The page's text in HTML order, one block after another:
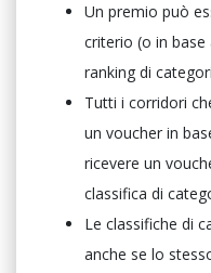
Un premio può
criterio (o in
ranking di
Tutti i corridori
un voucher in
ricevere un
classifica di
Le classifiche di
anche se lo